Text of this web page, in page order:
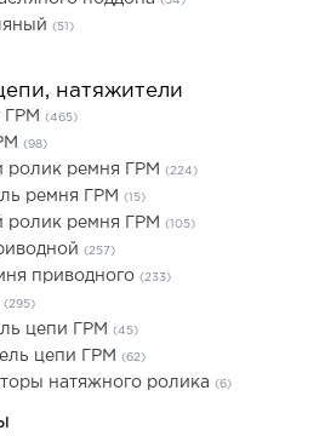
(51)
натяжители
ГРМ (465)
(98)
ролик ремня ГРМ (224)
ремня ГРМ (15)
ролик ремня ГРМ (105)
(257)
приводного (233)
(295)
цепи ГРМ (45)
цепи ГРМ (62)
натяжного ролика (6)